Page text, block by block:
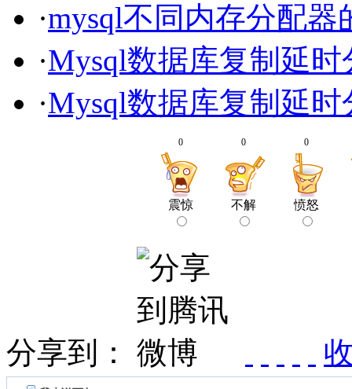
·mysql不同内存分配器
·Mysql数据库复制延时
·Mysql数据库复制延时
0
震惊
0
不解
0
愤怒
分享到：